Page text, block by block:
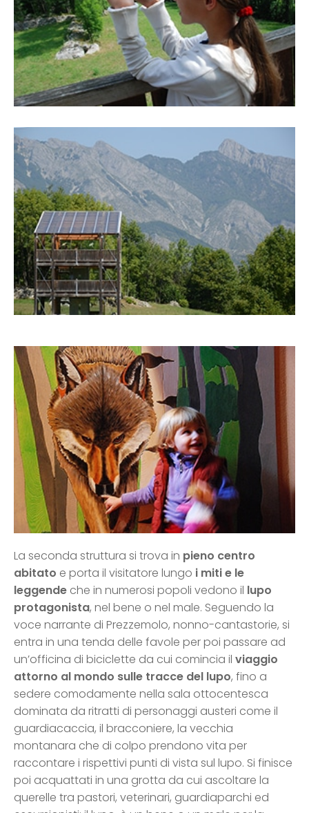
La seconda struttura si trova in pieno centro
abitato e porta il visitatore lungo i miti e le
leggende che in numerosi popoli vedono il lupo
protagonista, nel bene o nel male. Seguendo la
voce narrante di Prezzemolo, nonno-cantastorie, si
entra in una tenda delle favole per poi passare ad
un’officina di biciclette da cui comincia il viaggio
attorno al mondo sulle tracce del lupo, fino a
sedere comodamente nella sala ottocentesca
dominata da ritratti di personaggi austeri come il
guardiacaccia, il bracconiere, la vecchia
montanara che di colpo prendono vita per
raccontare i rispettivi punti di vista sul lupo. Si finisce
poi acquattati in una grotta da cui ascoltare la
querelle tra pastori, veterinari, guardiaparchi ed